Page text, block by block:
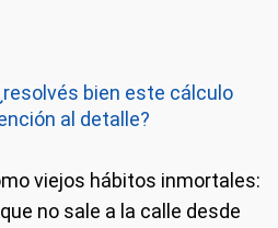
bien este cálculo
al detalle?
viejos hábitos inmortales:
no sale a la calle desde